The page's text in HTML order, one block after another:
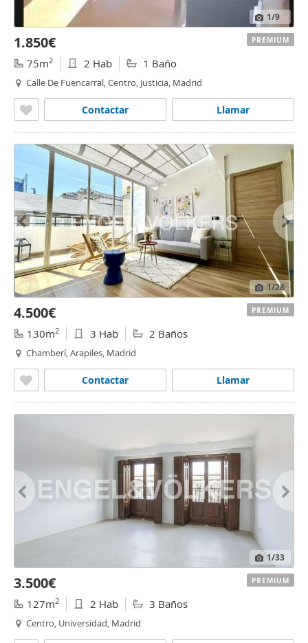
1/9
1.850€
75m2 2 Hab 1 Baño
Calle De Fuencarral, Centro, Justicia, Madrid
Llamar
Contactar
PREMIUM
1/28
4.500€
130m2 3 Hab 2 Baños
Chamberí, Arapiles, Madrid
Llamar
Contactar
PREMIUM
1/33
3.500€
127m2 2 Hab 3 Baños
Centro, Universidad, Madrid
PREMIUM